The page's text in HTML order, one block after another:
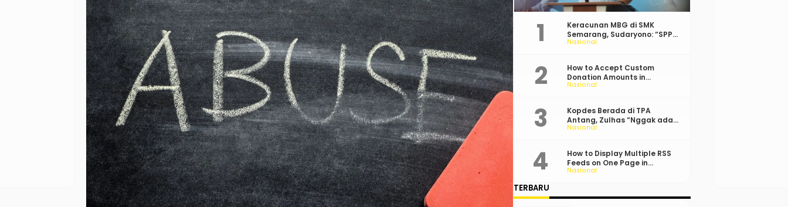
Nasional
Keracunan MBG di SMK
Semarang, Sudaryono: “SPPG
Harus Bertanggung Jawab!”
Nasional
How to Accept Custom
Donation Amounts in
WordPress with Stripe
Nasional
Kopdes Berada di TPA
Antang, Zulhas “Nggak ada
Lahan!”
Nasional
How to Display Multiple RSS
Feeds on One Page in
WordPress
TERBARU